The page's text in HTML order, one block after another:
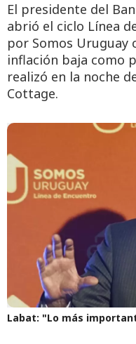
El presidente del
abrió el ciclo Línea
por Somos Uruguay
inflación baja como
realizó en la noche
Cottage.
Labat: "Lo más